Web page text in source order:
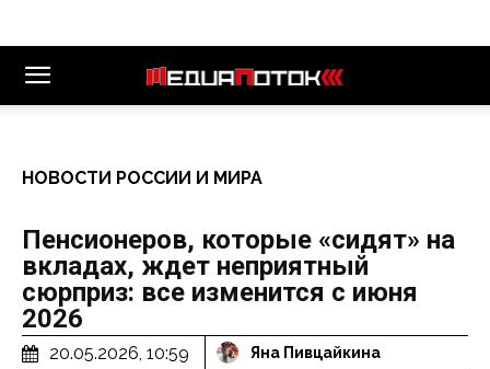
НОВОСТИ РОССИИ И МИРА
Пенсионеров, которые «сидят» на
вкладах, ждет неприятный
сюрприз: все изменится с июня
2026
20.05.2026, 10:59 Яна Пивцайкина